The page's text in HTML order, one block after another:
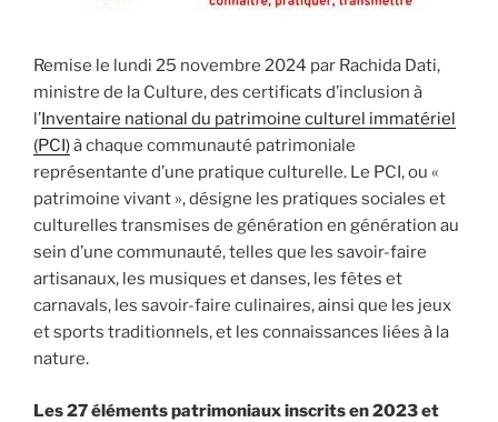
Remise le lundi 25 novembre 2024 par Rachida Dati,
ministre de la Culture, des certificats d’inclusion à
l’Inventaire national du patrimoine culturel immatériel
(PCI)à chaque communauté patrimoniale
représentante d’une pratique culturelle. Le PCI, ou «
patrimoine vivant », désigne les pratiques sociales et
culturelles transmises de génération en génération au
sein d’une communauté, telles que les savoir-faire
artisanaux, les musiques et danses, les fêtes et
carnavals, les savoir-faire culinaires, ainsi que les jeux
et sports traditionnels, et les connaissances liées à la
nature.
Les 27 éléments patrimoniaux inscrits en 2023 et